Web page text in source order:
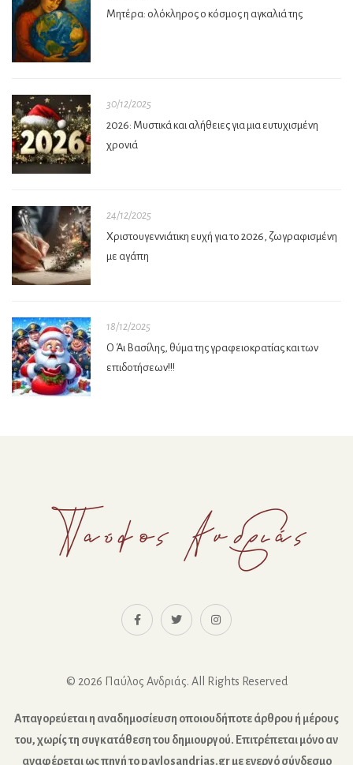
Μητέρα: ολόκληρος ο κόσμος η αγκαλιά της
30/12/2025
2026: Μυστικά και αλήθειες για μια ευτυχισμένη
χρονιά
24/12/2025
Χριστουγεννιάτικη ευχή για το 2026, ζωγραφισμένη
με αγάπη
18/12/2025
Ο Άι Βασίλης, θύμα της γραφειοκρατίας και των
επιδοτήσεων!!!
© 2026 Παύλος Ανδριάς. All Rights Reserved
Απαγορεύεται η αναδημοσίευση οποιουδήποτε άρθρου ή μέρους
του, χωρίς τη συγκατάθεση του δημιουργού. Επιτρέπεται μόνο αν
αναφέρεται ως πηγή το pavlosandrias.gr με ενεργό σύνδεσμο